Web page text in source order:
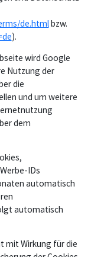
de.htmlbzw.
).
wird Google
Nutzung der
die
und um weitere
dem
IDs
automatisch
automatisch
mit Wirkung für die